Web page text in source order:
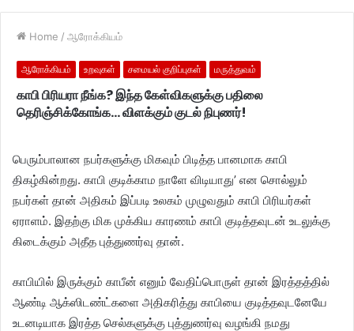
Home / ஆரோக்கியம்
ஆரோக்கியம் உறவுகள் சமையல் குறிப்புகள் மருத்துவம்
காபி பிரியரா நீங்க? இந்த கேள்விகளுக்கு பதிலை
தெரிஞ்சிக்கோங்க… விளக்கும் குடல் நிபுணர்!
பெரும்பாலான நபர்களுக்கு மிகவும் பிடித்த பானமாக காபி
திகழ்கின்றது. காபி குடிக்காம நாளே விடியாது’ என சொல்லும்
நபர்கள் தான் அதிகம் இப்படி உலகம் முழுவதும் காபி பிரியர்கள்
ஏராளம். இதற்கு மிக முக்கிய காரணம் காபி குடித்தவுடன் உடலுக்கு
கிடைக்கும் அதீத புத்துணர்வு தான்.
காபியில் இருக்கும் காபீன் எனும் வேதிப்பொருள் தான் இரத்தத்தில்
ஆண்டி ஆக்ஸிடண்ட்களை அதிகரித்து காபியை குடித்தவுடனேயே
உடனடியாக இரத்த செல்களுக்கு புத்துணர்வு வழங்கி நமது